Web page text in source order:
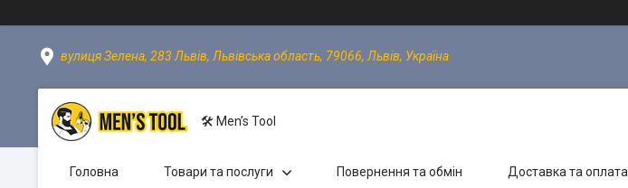
вулиця Зелена, 283 Львів, Львівська область, 79066, Львів, Україна
🛠 Men’s Tool
Головна Товари та послуги Повернення та обмін Доставка та оплата